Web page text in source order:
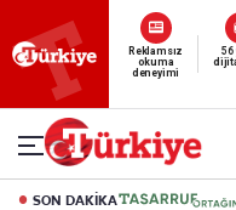
SON DAKİKA